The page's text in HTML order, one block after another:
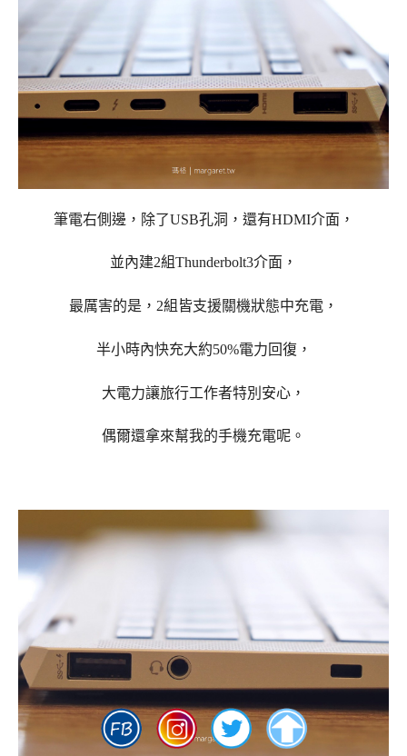
筆電右側邊，除了USB孔洞， 還有HDMI介面，
並內建2組Thunderbolt3介面，
最厲害的是，2組皆支援關機狀態中充電，
半小時內快充大約50%電力回復，
大電力讓旅行工作者特別安心，
偶爾還拿來幫我的手機充電呢。